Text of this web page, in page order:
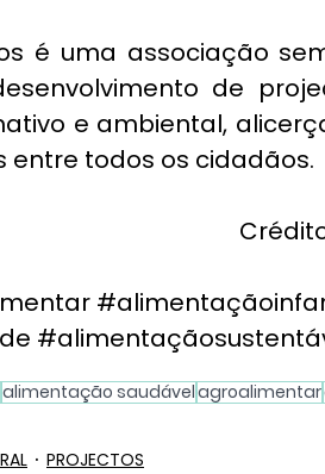
é uma associação
de
e ambiental,
entre todos os cidadãos.
alimentação saudávelagroalimentar
PROJECTOS